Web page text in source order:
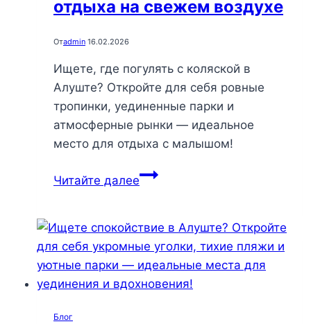
отдыха на свежем воздухе
Отadmin 16.02.2026
Ищете, где погулять с коляской в
Алуште? Откройте для себя ровные
тропинки, уединенные парки и
атмосферные рынки — идеальное
место для отдыха с малышом!
Читайте далееГде
коляской
в
Алуште:
лучшие
Блог